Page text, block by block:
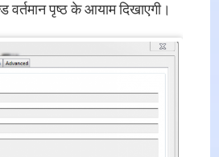
पृष्ठ के आयाम दिखाएगी।